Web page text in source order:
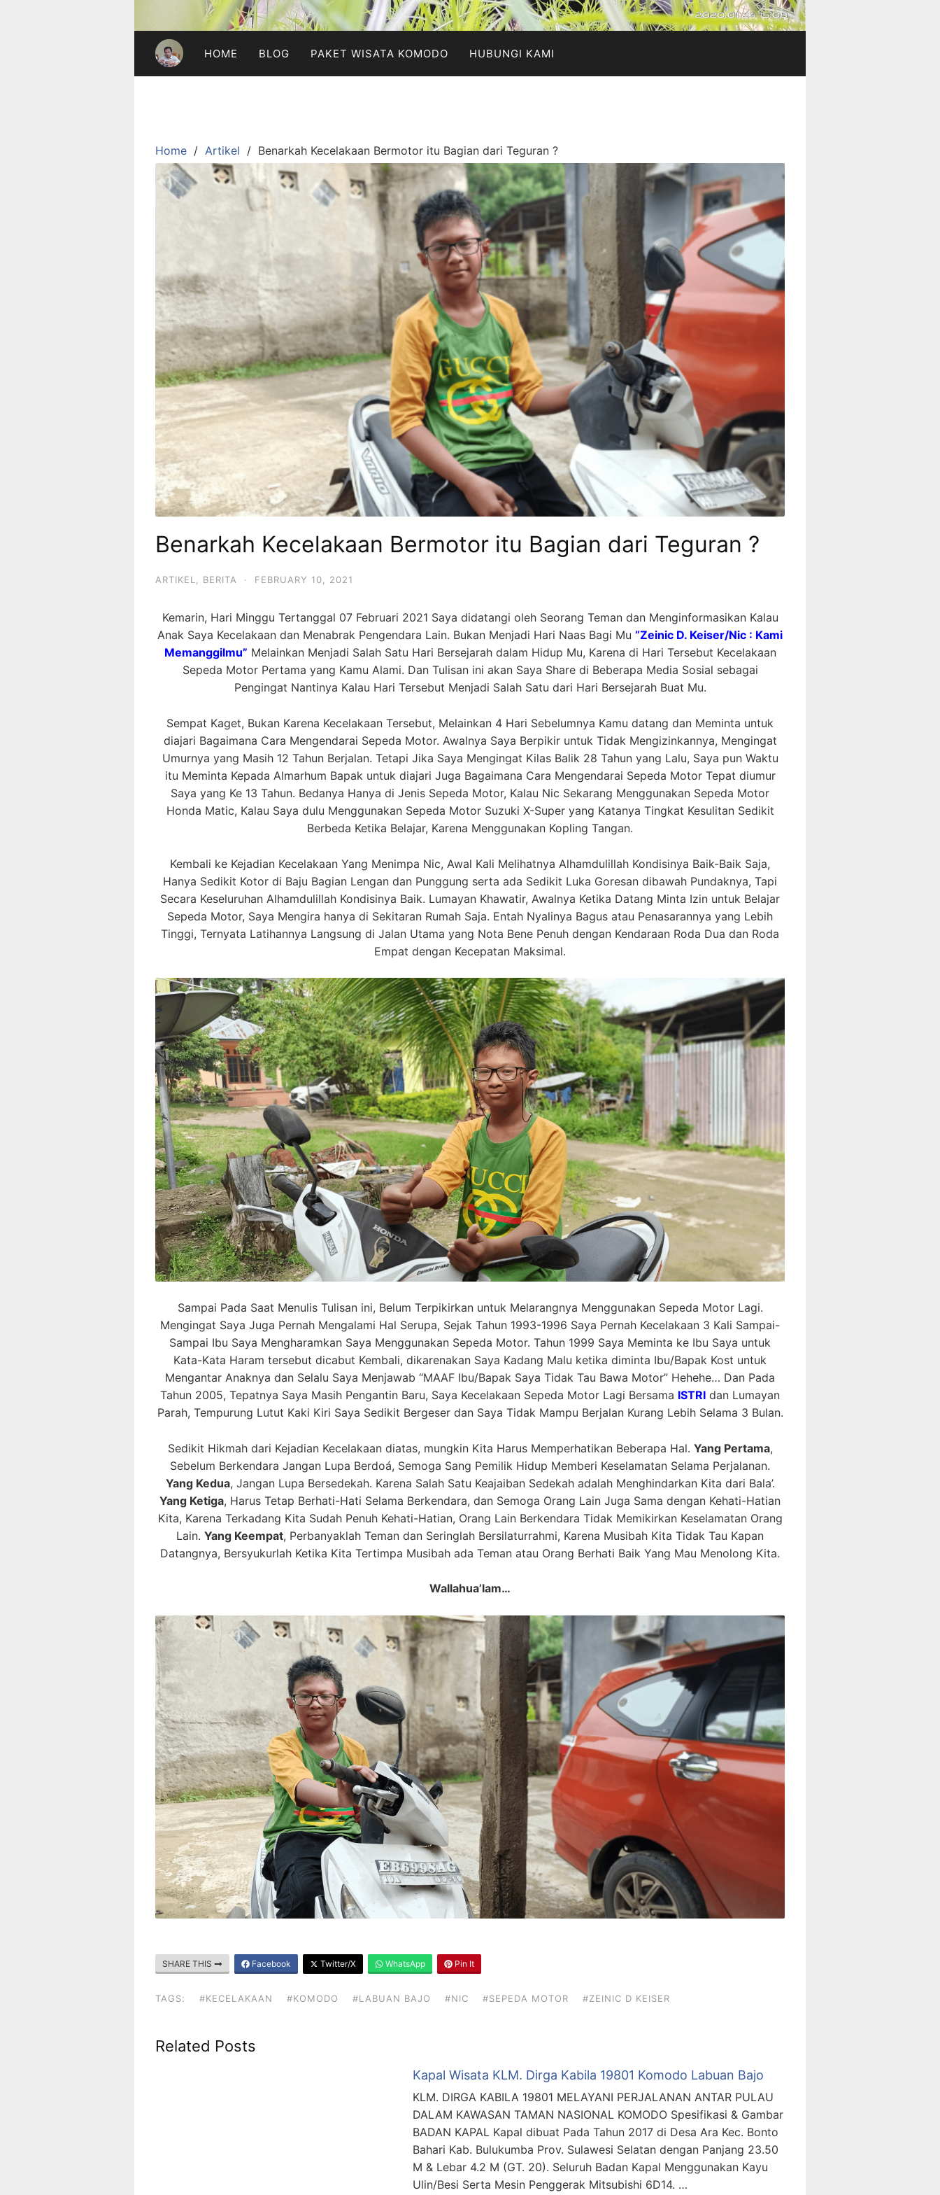
HOME BLOG PAKET WISATA KOMODO HUBUNGI KAMI
Home Artikel Benarkah Kecelakaan Bermotor itu Bagian dari Teguran ?
Benarkah Kecelakaan Bermotor itu Bagian dari Teguran ?
ARTIKEL, BERITA · FEBRUARY 10, 2021
Kemarin, Hari Minggu Tertanggal 07 Februari 2021 Saya didatangi oleh Seorang Teman dan Menginformasikan Kalau
Anak Saya Kecelakaan dan Menabrak Pengendara Lain. Bukan Menjadi Hari Naas Bagi Mu “Zeinic D. Keiser/Nic : Kami
Memanggilmu” Melainkan Menjadi Salah Satu Hari Bersejarah dalam Hidup Mu, Karena di Hari Tersebut Kecelakaan
Sepeda Motor Pertama yang Kamu Alami. Dan Tulisan ini akan Saya Share di Beberapa Media Sosial sebagai
Pengingat Nantinya Kalau Hari Tersebut Menjadi Salah Satu dari Hari Bersejarah Buat Mu.
Sempat Kaget, Bukan Karena Kecelakaan Tersebut, Melainkan 4 Hari Sebelumnya Kamu datang dan Meminta untuk
diajari Bagaimana Cara Mengendarai Sepeda Motor. Awalnya Saya Berpikir untuk Tidak Mengizinkannya, Mengingat
Umurnya yang Masih 12 Tahun Berjalan. Tetapi Jika Saya Mengingat Kilas Balik 28 Tahun yang Lalu, Saya pun Waktu
itu Meminta Kepada Almarhum Bapak untuk diajari Juga Bagaimana Cara Mengendarai Sepeda Motor Tepat diumur
Saya yang Ke 13 Tahun. Bedanya Hanya di Jenis Sepeda Motor, Kalau Nic Sekarang Menggunakan Sepeda Motor
Honda Matic, Kalau Saya dulu Menggunakan Sepeda Motor Suzuki X-Super yang Katanya Tingkat Kesulitan Sedikit
Berbeda Ketika Belajar, Karena Menggunakan Kopling Tangan.
Kembali ke Kejadian Kecelakaan Yang Menimpa Nic, Awal Kali Melihatnya Alhamdulillah Kondisinya Baik-Baik Saja,
Hanya Sedikit Kotor di Baju Bagian Lengan dan Punggung serta ada Sedikit Luka Goresan dibawah Pundaknya, Tapi
Secara Keseluruhan Alhamdulillah Kondisinya Baik. Lumayan Khawatir, Awalnya Ketika Datang Minta Izin untuk Belajar
Sepeda Motor, Saya Mengira hanya di Sekitaran Rumah Saja. Entah Nyalinya Bagus atau Penasarannya yang Lebih
Tinggi, Ternyata Latihannya Langsung di Jalan Utama yang Nota Bene Penuh dengan Kendaraan Roda Dua dan Roda
Empat dengan Kecepatan Maksimal.
Sampai Pada Saat Menulis Tulisan ini, Belum Terpikirkan untuk Melarangnya Menggunakan Sepeda Motor Lagi.
Mengingat Saya Juga Pernah Mengalami Hal Serupa, Sejak Tahun 1993-1996 Saya Pernah Kecelakaan 3 Kali Sampai-
Sampai Ibu Saya Mengharamkan Saya Menggunakan Sepeda Motor. Tahun 1999 Saya Meminta ke Ibu Saya untuk
Kata-Kata Haram tersebut dicabut Kembali, dikarenakan Saya Kadang Malu ketika diminta Ibu/Bapak Kost untuk
Mengantar Anaknya dan Selalu Saya Menjawab “MAAF Ibu/Bapak Saya Tidak Tau Bawa Motor” Hehehe… Dan Pada
Tahun 2005, Tepatnya Saya Masih Pengantin Baru, Saya Kecelakaan Sepeda Motor Lagi Bersama ISTRI dan Lumayan
Parah, Tempurung Lutut Kaki Kiri Saya Sedikit Bergeser dan Saya Tidak Mampu Berjalan Kurang Lebih Selama 3 Bulan.
Sedikit Hikmah dari Kejadian Kecelakaan diatas, mungkin Kita Harus Memperhatikan Beberapa Hal. Yang Pertama,
Sebelum Berkendara Jangan Lupa Berdoá, Semoga Sang Pemilik Hidup Memberi Keselamatan Selama Perjalanan.
Yang Kedua, Jangan Lupa Bersedekah. Karena Salah Satu Keajaiban Sedekah adalah Menghindarkan Kita dari Bala’.
Yang Ketiga, Harus Tetap Berhati-Hati Selama Berkendara, dan Semoga Orang Lain Juga Sama dengan Kehati-Hatian
Kita, Karena Terkadang Kita Sudah Penuh Kehati-Hatian, Orang Lain Berkendara Tidak Memikirkan Keselamatan Orang
Lain. Yang Keempat, Perbanyaklah Teman dan Seringlah Bersilaturrahmi, Karena Musibah Kita Tidak Tau Kapan
Datangnya, Bersyukurlah Ketika Kita Tertimpa Musibah ada Teman atau Orang Berhati Baik Yang Mau Menolong Kita.
Wallahua’lam…
SHARE THIS Facebook Twitter/X WhatsApp Pin It
TAGS: #KECELAKAAN #KOMODO #LABUAN BAJO #NIC #SEPEDA MOTOR #ZEINIC D KEISER
Related Posts
Kapal Wisata KLM. Dirga Kabila 19801 Komodo Labuan Bajo
KLM. DIRGA KABILA 19801 MELAYANI PERJALANAN ANTAR PULAU
DALAM KAWASAN TAMAN NASIONAL KOMODO Spesifikasi & Gambar
BADAN KAPAL Kapal dibuat Pada Tahun 2017 di Desa Ara Kec. Bonto
Bahari Kab. Bulukumba Prov. Sulawesi Selatan dengan Panjang 23.50
M & Lebar 4.2 M (GT. 20). Seluruh Badan Kapal Menggunakan Kayu
Ulin/Besi Serta Mesin Penggerak Mitsubishi 6D14. …